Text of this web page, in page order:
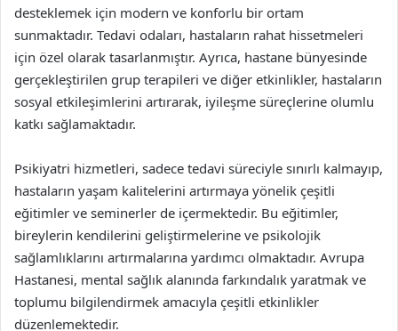
desteklemek için modern ve konforlu bir ortam
sunmaktadır. Tedavi odaları, hastaların rahat hissetmeleri
için özel olarak tasarlanmıştır. Ayrıca, hastane bünyesinde
gerçekleştirilen grup terapileri ve diğer etkinlikler, hastaların
sosyal etkileşimlerini artırarak, iyileşme süreçlerine olumlu
katkı sağlamaktadır.
Psikiyatri hizmetleri, sadece tedavi süreciyle sınırlı kalmayıp,
hastaların yaşam kalitelerini artırmaya yönelik çeşitli
eğitimler ve seminerler de içermektedir. Bu eğitimler,
bireylerin kendilerini geliştirmelerine ve psikolojik
sağlamlıklarını artırmalarına yardımcı olmaktadır. Avrupa
Hastanesi, mental sağlık alanında farkındalık yaratmak ve
toplumu bilgilendirmek amacıyla çeşitli etkinlikler
düzenlemektedir.